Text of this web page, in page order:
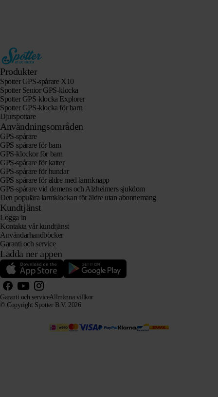
Produkter
Spotter GPS-spårare X10
Spotter Senior GPS-klocka
Spotter GPS-klocka Explorer
Spotter GPS-klocka för barn
Djurspottare
Användningsområden
GPS-spårare
GPS-spårare för barn
GPS-klockor för barn
GPS-spårare för katter
GPS-spårare för hundar
GPS-spårare för äldre med larmknapp
GPS-spårare vid demens och Alzheimers sjukdom
Den populära larmklockan för äldre utan abonnemang
Kundtjänst
Logga in
Kontakta vår kundtjänst
Användarhandböcker
Garanti och service
Ladda ner appen
© Copyright Spotter B.V. 2026
Garanti och serviceAllmänna villkor